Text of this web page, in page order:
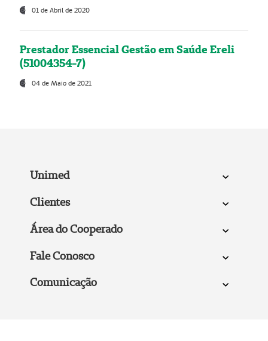
01 de Abril de 2020
Prestador Essencial Gestão em Saúde Ereli
(51004354-7)
04 de Maio de 2021
Unimed
Clientes
Área do Cooperado
Fale Conosco
Comunicação